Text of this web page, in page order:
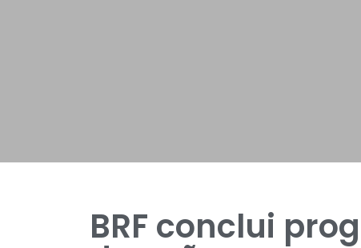
BRF conclui